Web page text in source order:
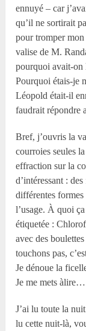
ennuyé – car
qu’il ne sortirait
pour tromper mon
valise de M.
pourquoi avait-on
Pourquoi étais-je
Léopold était-il
faudrait répondre
Bref, j’ouvris la
courroies seules
effraction sur la
d’intéressant :
différentes
l’usage. À quoi
étiquetée :
avec des
touchons pas,
Je dénoue la
Je me mets àlire…
J’ai lu toute la
lu cette nuit-là,